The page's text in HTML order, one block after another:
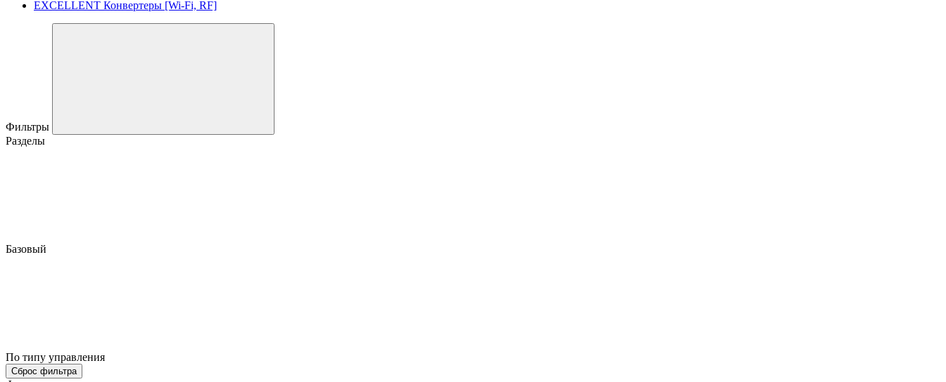
EXCELLENT Конвертеры [Wi-Fi, RF]
Фильтры
Разделы
Базовый
По типу управления
Сброс фильтра